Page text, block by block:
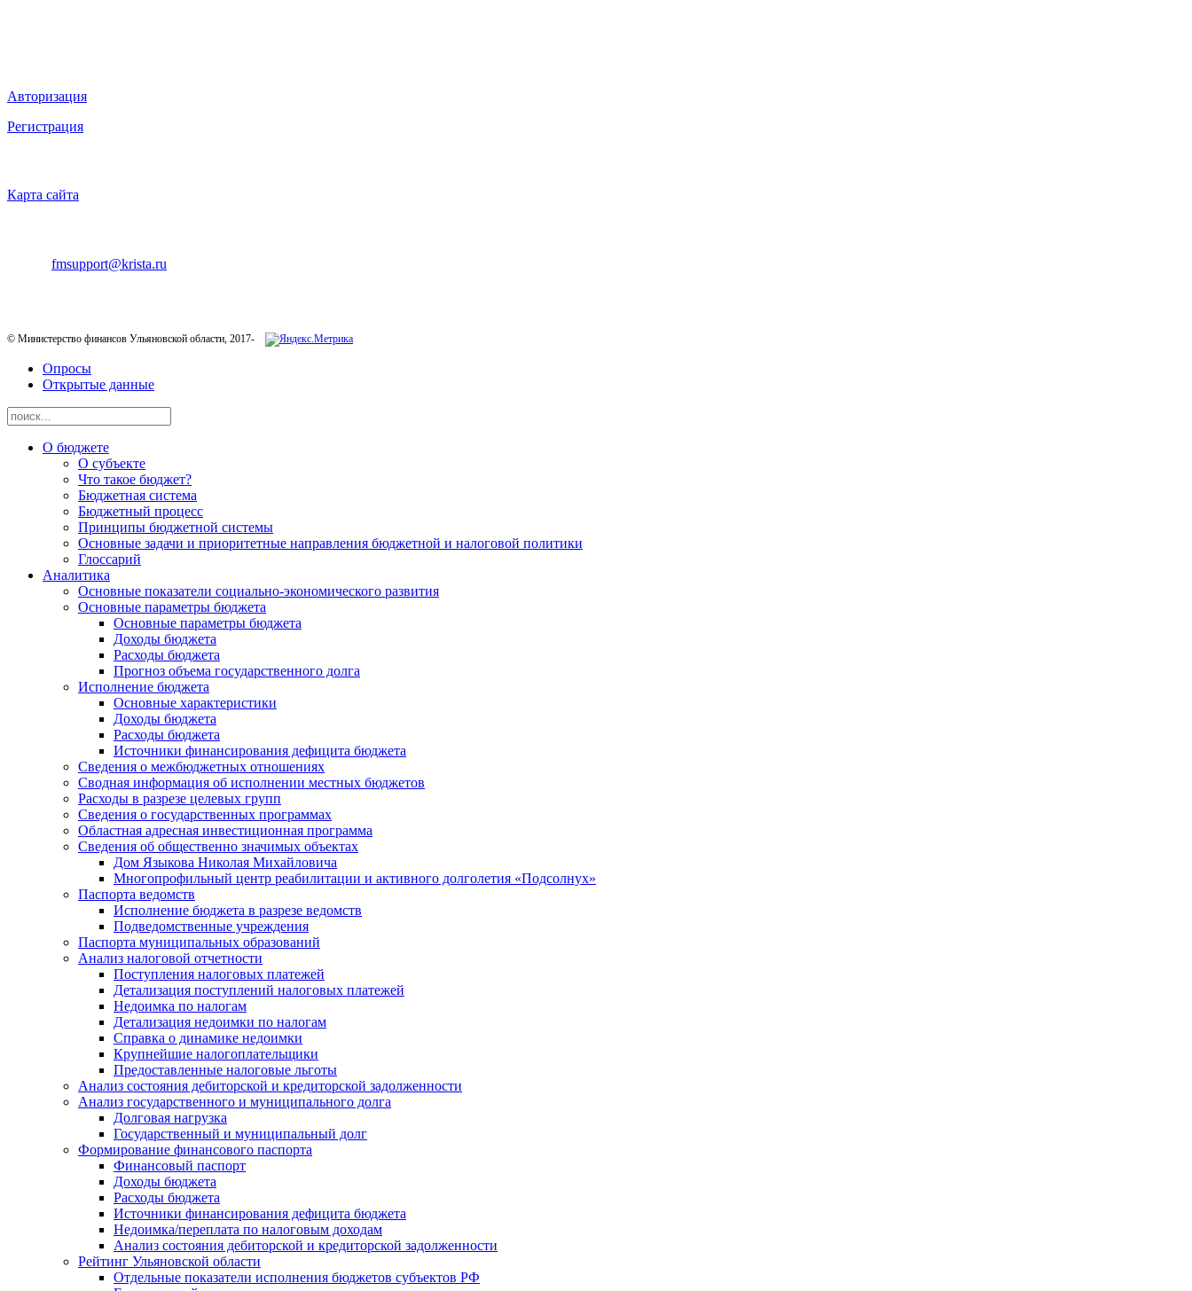
Авторизация
Регистрация
Карта сайта
fmsupport@krista.ru
© Министерство финансов Ульяновской области, 2017-
Опросы
Открытые данные
О бюджете
О субъекте
Что такое бюджет?
Бюджетная система
Бюджетный процесс
Принципы бюджетной системы
Основные задачи и приоритетные направления бюджетной и налоговой политики
Глоссарий
Аналитика
Основные показатели социально-экономического развития
Основные параметры бюджета
Основные параметры бюджета
Доходы бюджета
Расходы бюджета
Прогноз объема государственного долга
Исполнение бюджета
Основные характеристики
Доходы бюджета
Расходы бюджета
Источники финансирования дефицита бюджета
Сведения о межбюджетных отношениях
Сводная информация об исполнении местных бюджетов
Расходы в разрезе целевых групп
Сведения о государственных программах
Областная адресная инвестиционная программа
Сведения об общественно значимых объектах
Дом Языкова Николая Михайловича
Многопрофильный центр реабилитации и активного долголетия «Подсолнух»
Паспорта ведомств
Исполнение бюджета в разрезе ведомств
Подведомственные учреждения
Паспорта муниципальных образований
Анализ налоговой отчетности
Поступления налоговых платежей
Детализация поступлений налоговых платежей
Недоимка по налогам
Детализация недоимки по налогам
Справка о динамике недоимки
Крупнейшие налогоплательщики
Предоставленные налоговые льготы
Анализ состояния дебиторской и кредиторской задолженности
Анализ государственного и муниципального долга
Долговая нагрузка
Государственный и муниципальный долг
Формирование финансового паспорта
Финансовый паспорт
Доходы бюджета
Расходы бюджета
Источники финансирования дефицита бюджета
Недоимка/переплата по налоговым доходам
Анализ состояния дебиторской и кредиторской задолженности
Рейтинг Ульяновской области
Отдельные показатели исполнения бюджетов субъектов РФ